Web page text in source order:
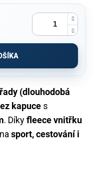
(dlouhodobá
kapuce s
. Díkyfleece vnitřku
sport, cestování i